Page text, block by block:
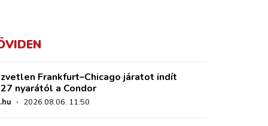
Frankfurt–Chicago járatot indít
nyarától a Condor
· 2026.08.06. 11:50